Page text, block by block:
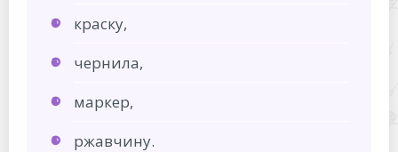
краску,
чернила,
маркер,
ржавчину.